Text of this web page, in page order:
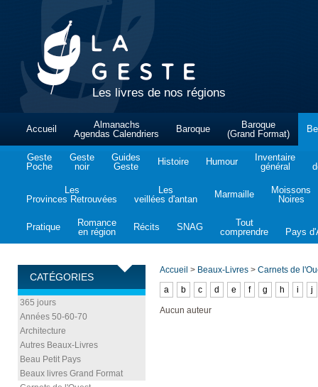
Les livres de nos régions
Accueil
Almanachs
Agendas Calendriers
Baroque
Baroque
(Grand Format)
Geste
Poche
Geste
noir
Guides
Geste
Histoire Humour
Inventaire
général
Les
Provinces Retrouvées
Les
veillées d'antan
Marmaille
Moissons
Noires
Pratique
Romance
en région
Récits SNAG
Tout
comprendre
Pays
CATÉGORIES
365 jours
Années 50-60-70
Architecture
Autres Beaux-Livres
Beau Petit Pays
Beaux livres Grand Format
Accueil > Beaux-Livres > Carnets de
a
b c d e f g h i j
Aucun auteur